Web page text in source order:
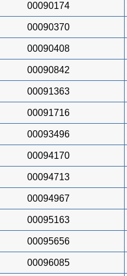
00090174
00090370
00090408
00090842
00091363
00091716
00093496
00094170
00094713
00094967
00095163
00095656
00096085